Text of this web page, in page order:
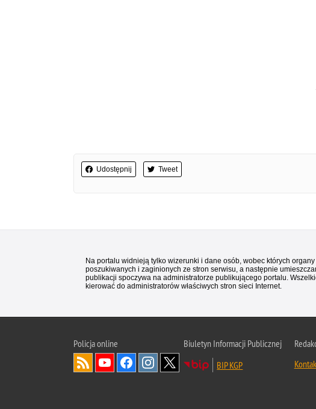
Udostępnij Tweet
Na portalu widnieją tylko wizerunki i dane osób, wobec których
poszukiwanych i zaginionych ze stron serwisu, a następnie
publikacji spoczywa na administratorze publikującego portalu.
kierować do administratorów właściwych stron sieci Internet.
Policjaonline
Biuletyn Informacji Publicznej
BIP KGP